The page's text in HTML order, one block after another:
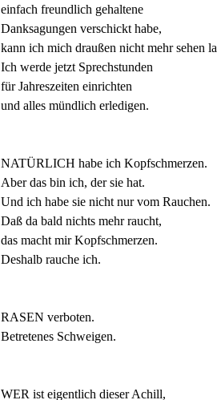
einfach freundlich gehaltene
Danksagungen verschickt habe,
kann ich mich draußen nicht mehr sehen
Ich werde jetzt Sprechstunden
für Jahreszeiten einrichten
und alles mündlich erledigen.
NATÜRLICH habe ich Kopfschmerzen.
Aber das bin ich, der sie hat.
Und ich habe sie nicht nur vom Rauchen.
Daß da bald nichts mehr raucht,
das macht mir Kopfschmerzen.
Deshalb rauche ich.
RASEN verboten.
Betretenes Schweigen.
WER ist eigentlich dieser Achill,